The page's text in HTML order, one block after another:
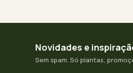
Novidades e
Sem spam. Só plantas,